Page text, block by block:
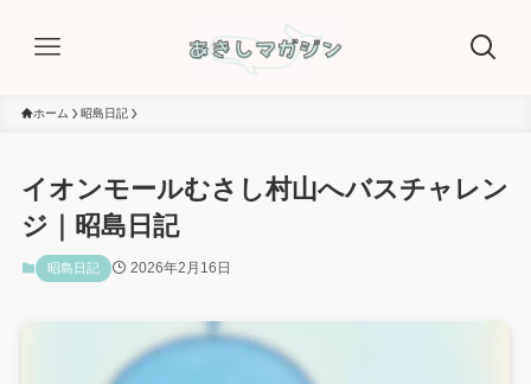
ホーム 昭島日記
イオンモールむさし村山へバスチャレン
ジ｜昭島日記
昭島日記 2026年2月16日